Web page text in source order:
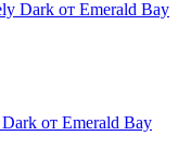
от Emerald Bay